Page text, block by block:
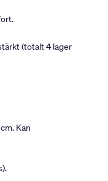
(totalt 4 lager
Kan